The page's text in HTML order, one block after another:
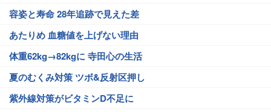
容姿と寿命 28年追跡で見えた差
あたりめ 血糖値を上げない理由
体重62kg→82kgに 寺田心の生活
夏のむくみ対策 ツボ&反射区押し
紫外線対策がビタミンD不足に